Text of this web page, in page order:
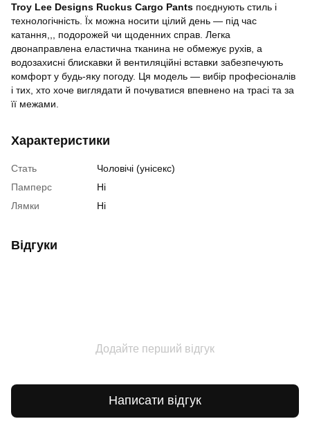
Troy Lee Designs Ruckus Cargo Pants поєднують стиль і
технологічність. Їх можна носити цілий день — під час
катання,,, подорожей чи щоденних справ. Легка
двонаправлена еластична тканина не обмежує рухів, а
водозахисні блискавки й вентиляційні вставки забезпечують
комфорт у будь-яку погоду. Ця модель — вибір професіоналів
і тих, хто хоче виглядати й почуватися впевнено на трасі та за
її межами.
Характеристики
Стать
Чоловічі (унісекс)
Памперс
Ні
Лямки
Ні
Відгуки
Додайте перший відгук
Написати відгук